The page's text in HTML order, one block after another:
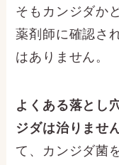
そもカンジダか
薬剤師に確認さ
はありません。
よくある落とし
ジダは治りません
て、カンジダ菌